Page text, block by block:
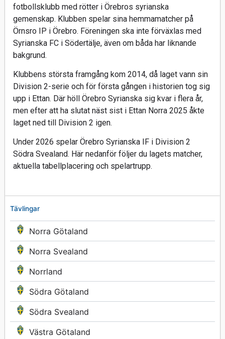
Tävlingar
Norra Götaland
Norra Svealand
Norrland
Södra Götaland
Södra Svealand
Västra Götaland
fotbollsklubb med rötter i Örebros syrianska
gemenskap. Klubben spelar sina hemmamatcher på
Örnsro IP i Örebro. Föreningen ska inte förväxlas med
Syrianska FC i Södertälje, även om båda har liknande
bakgrund.
Klubbens största framgång kom 2014, då laget vann sin
Division 2-serie och för första gången i historien tog sig
upp i Ettan. Där höll Örebro Syrianska sig kvar i flera år,
men efter att ha slutat näst sist i Ettan Norra 2025 åkte
laget ned till Division 2 igen.
Under 2026 spelar Örebro Syrianska IF i Division 2
Södra Svealand. Här nedanför följer du lagets matcher,
aktuella tabellplacering och spelartrupp.